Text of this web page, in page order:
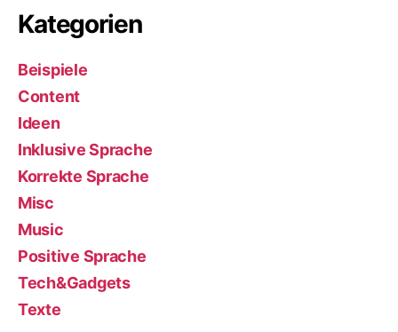
Kategorien
Beispiele
Content
Ideen
Inklusive Sprache
Korrekte Sprache
Misc
Music
Positive Sprache
Tech&Gadgets
Texte